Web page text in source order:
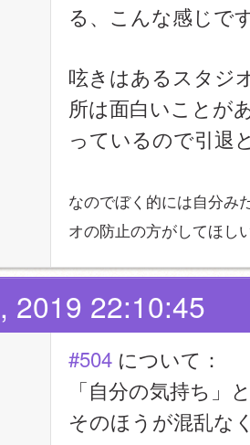
る、こんな感じで
呟きはあるスタジ
所は面白いことが
っているので引退
なのでぼく的には自分み
オの防止の方がしてほし
2019 22:10:45
#504 について：
「自分の気持ち
そのほうが混乱な